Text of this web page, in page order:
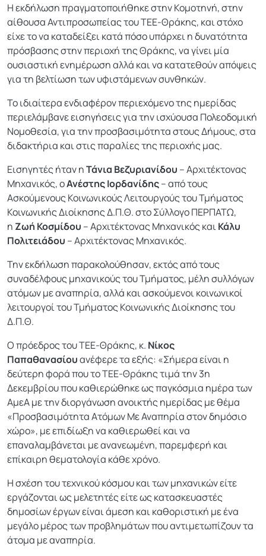
Η εκδήλωση πραγματοποιήθηκε στην Κομοτηνή, στην
αίθουσα Αντιπροσωπείας του ΤΕΕ-Θράκης, και στόχο
είχε το να καταδείξει κατά πόσο υπάρχει η δυνατότητα
πρόσβασης στην περιοχή της Θράκης, να γίνει μία
ουσιαστική ενημέρωση αλλά και να κατατεθούν απόψεις
για τη βελτίωση των υφιστάμενων συνθηκών.
Το ιδιαίτερα ενδιαφέρον περιεχόμενο της ημερίδας
περιελάμβανε εισηγήσεις για την ισχύουσα Πολεοδομική
Νομοθεσία, για την προσβασιμότητα στους Δήμους, στα
διδακτήρια και στις παραλίες της περιοχής μας.
Εισηγητές ήταν ηΤάνια Βεζυριανίδου – Αρχιτέκτονας
Μηχανικός, οΑνέστης Ιορδανίδης– από τους
Ασκούμενους Κοινωνικούς Λειτουργούς του Τμήματος
Κοινωνικής Διοίκησης Δ.Π.Θ. στο Σύλλογο ΠΕΡΠΑΤΩ,
η Ζωή Κοσμίδου – Αρχιτέκτονας Μηχανικός και Κάλυ
Πολιτειάδου – Αρχιτέκτονας Μηχανικός.
Την εκδήλωση παρακολούθησαν, εκτός από τους
συναδέλφους μηχανικούς του Τμήματος, μέλη συλλόγων
ατόμων με αναπηρία, αλλά και ασκούμενοι κοινωνικοί
λειτουργοί του Τμήματος Κοινωνικής Διοίκησης του
Δ.Π.Θ.
Ο πρόεδρος του ΤΕΕ-Θράκης, κ. Νίκος
Παπαθανασίουανέφερε τα εξής: «Σήμερα είναι η
δεύτερη φορά που το ΤΕΕ-Θράκης τιμά την 3η
Δεκεμβρίου που καθιερώθηκε ως παγκόσμια ημέρα των
ΑμεΑ με την διοργάνωση ανοικτής ημερίδας με θέμα
«Προσβασιμότητα Ατόμων Με Αναπηρία στον δημόσιο
χώρο», με επιδίωξη να καθιερωθεί και να
επαναλαμβάνεται με ανανεωμένη, παρεμφερή και
επίκαιρη θεματολογία κάθε χρόνο.
Η σχέση του τεχνικού κόσμου και των μηχανικών είτε
εργάζονται ως μελετητές είτε ως κατασκευαστές
δημοσίων έργων είναι άμεση και καθοριστική με ένα
μεγάλο μέρος των προβλημάτων που αντιμετωπίζουν τα
άτομα με αναπηρία.